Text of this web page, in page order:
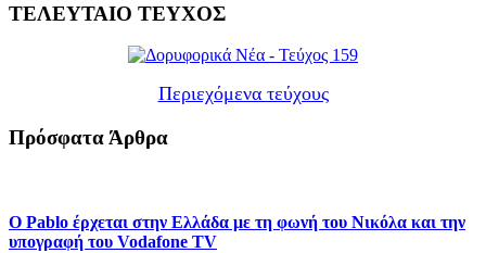
ΤΕΛΕΥΤΑΙΟ ΤΕΥΧΟΣ
Περιεχόμενα τεύχους
Πρόσφατα Άρθρα
Ο Pablo έρχεται στην Ελλάδα με τη φωνή του Νικόλα και την
υπογραφή του Vodafone TV